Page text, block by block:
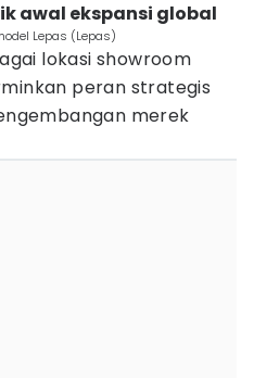
awal ekspansi global
Lepas (Lepas)
lokasi showroom
peran strategis
merek